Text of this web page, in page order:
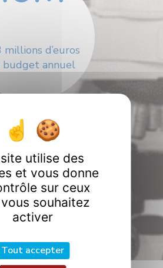
millions d’euros
budget annuel
pour
l’année 2025
100
utilise des
et vous donne
sur ceux
souhaitez
activer
Tout accepter